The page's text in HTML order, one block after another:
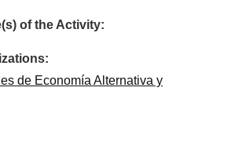
of the Activity:
de Economía Alternativa y